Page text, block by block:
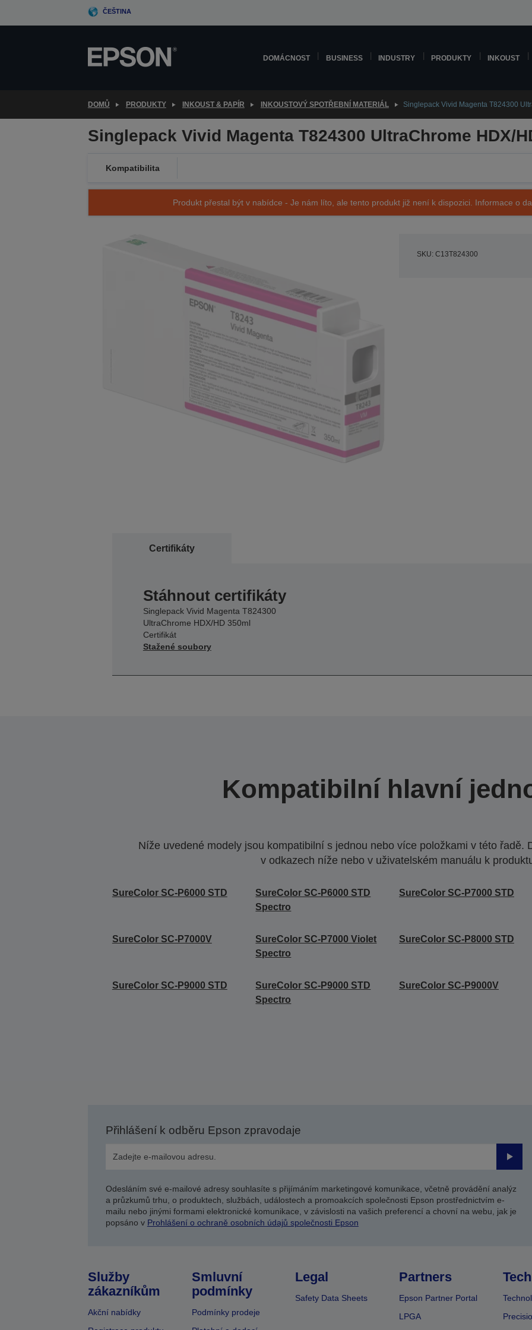
ČEŠTINA
DOMÁCNOST BUSINESS INDUSTRY PRODUKTY INKOUST
DOMŮ PRODUKTY INKOUST & PAPÍR INKOUSTOVÝ SPOTŘEBNÍ MATERIÁL Singlepack Vivid Magenta T824300
Singlepack Vivid Magenta T824300 UltraChrome HDX/
Kompatibilita
Produkt přestal být v nabídce - Je nám líto, ale tento produkt již není k dispozici. Informace o
SKU: C13T824300
Certifikáty
Stáhnout certifikáty
Singlepack Vivid Magenta T824300
UltraChrome HDX/HD 350ml
Certifikát
Stažené soubory
Kompatibilní hlavní
Níže uvedené modely jsou kompatibilní s jednou nebo více položkami v této řadě.
v odkazech níže nebo v uživatelském manuálu k
SureColor SC-P6000 STD
SureColor SC-P6000 STD
Spectro
SureColor SC-P7000 STD
SureColor SC-P7000V
SureColor SC-P7000 Violet
Spectro
SureColor SC-P8000 STD
SureColor SC-P9000 STD
SureColor SC-P9000 STD
Spectro
SureColor SC-P9000V
Přihlášení k odběru Epson zpravodaje
Odesláním své e-mailové adresy souhlasíte s přijímáním marketingové komunikace, včetně provádění analýz
a průzkumů trhu, o produktech, službách, událostech a promoakcích společnosti Epson prostřednictvím e-
mailu nebo jinými formami elektronické komunikace, v závislosti na vašich preferencí a chovní na webu, jak je
popsáno v Prohlášení o ochraně osobních údajů společnosti Epson
Služby
zákazníkům
Akční nabídky
Smluvní
podmínky
Podmínky prodeje
Legal
Safety Data Sheets
Partners
Epson Partner Portal
LPGA